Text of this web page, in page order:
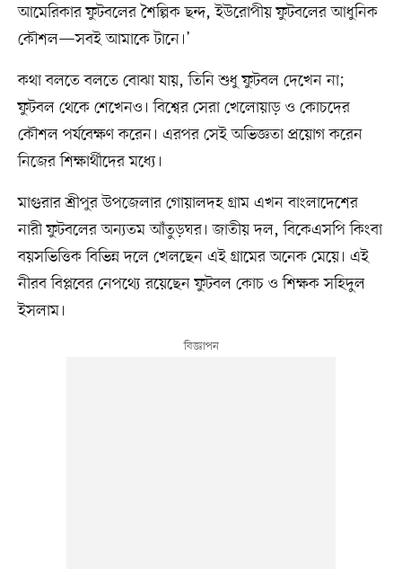
আমেরিকার ফুটবলের শৈল্পিক ছন্দ, ইউরোপীয় ফুটবলের আধুনিক
কৌশল—সবই আমাকে টানে।’
কথা বলতে বলতে বোঝা যায়, তিনি শুধু ফুটবল দেখেন না;
ফুটবল থেকে শেখেনও। বিশ্বের সেরা খেলোয়াড় ও কোচদের
কৌশল পর্যবেক্ষণ করেন। এরপর সেই অভিজ্ঞতা প্রয়োগ করেন
নিজের শিক্ষার্থীদের মধ্যে।
মাগুরার শ্রীপুর উপজেলার গোয়ালদহ গ্রাম এখন বাংলাদেশের
নারী ফুটবলের অন্যতম আঁতুড়ঘর। জাতীয় দল, বিকেএসপি কিংবা
বয়সভিত্তিক বিভিন্ন দলে খেলছেন এই গ্রামের অনেক মেয়ে। এই
নীরব বিপ্লবের নেপথ্যে রয়েছেন ফুটবল কোচ ও শিক্ষক সহিদুল
ইসলাম।